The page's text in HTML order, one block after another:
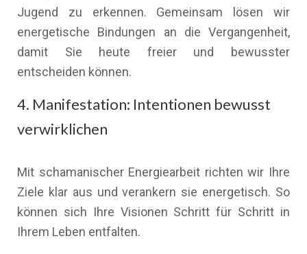
Jugend zu erkennen. Gemeinsam lösen wir
energetische Bindungen an die Vergangenheit,
damit Sie heute freier und bewusster
entscheiden können.
4. Manifestation: Intentionen bewusst
verwirklichen
Mit schamanischer Energiearbeit richten wir Ihre
Ziele klar aus und verankern sie energetisch. So
können sich Ihre Visionen Schritt für Schritt in
Ihrem Leben entfalten.